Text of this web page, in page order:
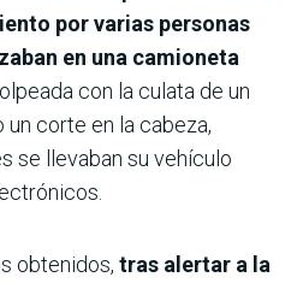
por varias personas
en una camioneta
con la culata de un
corte en la cabeza,
se llevaban su vehículo
obtenidos, tras alertar a la